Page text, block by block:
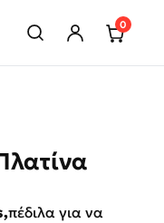
0
πέδιλα για να